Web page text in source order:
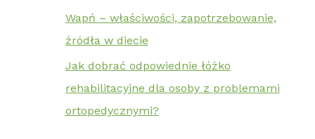
Wapń – właściwości, zapotrzebowanie,
źródła w diecie
Jak dobrać odpowiednie łóżko
rehabilitacyjne dla osoby z problemami
ortopedycznymi?